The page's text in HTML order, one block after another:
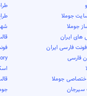
جوملا
جوملا
های ایران
فارسی ایران
فارسی
جوملا